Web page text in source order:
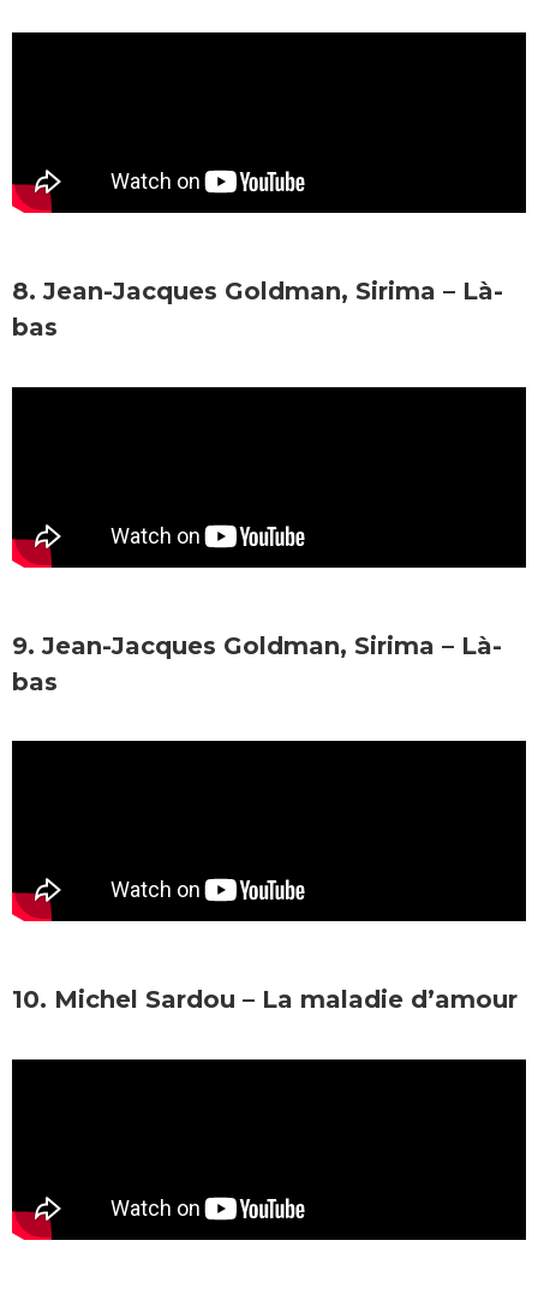
8. Jean-Jacques Goldman, Sirima – Là-
bas
9. Jean-Jacques Goldman, Sirima – Là-
bas
10. Michel Sardou – La maladie d’amour